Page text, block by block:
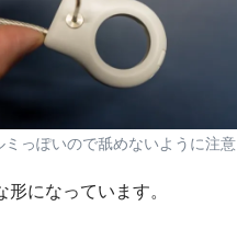
ミっぽいので舐めないように注意
形になっています。